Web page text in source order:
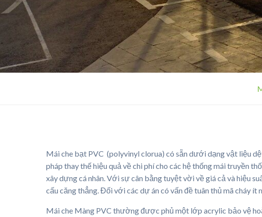
Mái che bạt PVC (polyvinyl clorua) có sẵn dưới dạng vật liệu
pháp thay thế hiệu quả về chi phí cho các hệ thống mái truyền
xây dựng cá nhân. Với sự cân bằng tuyệt vời về giá cả và hiệu
cấu căng thẳng. Đối với các dự án có vấn đề tuân thủ mã cháy
Mái che Màng PVC thường được phủ một lớp acrylic bảo vệ